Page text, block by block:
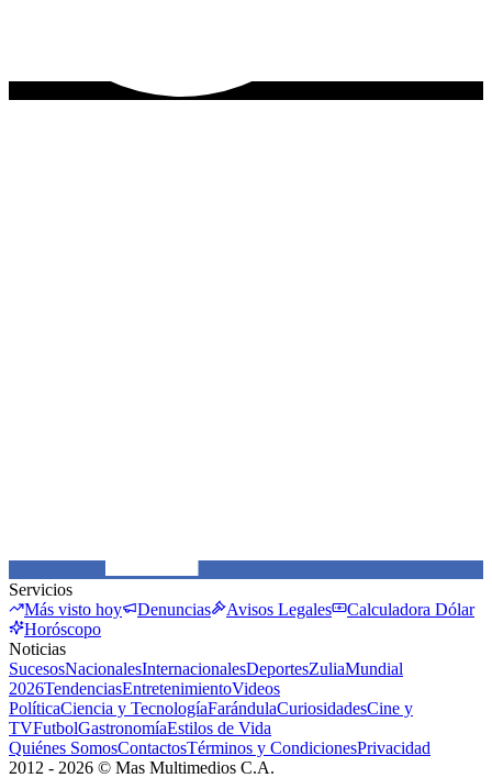
Servicios
Más visto hoy
Denuncias Avisos Legales
Calculadora Dólar
Horóscopo
Noticias
SucesosNacionalesInternacionalesDeportesZuliaMundial
2026TendenciasEntretenimientoVideos
PolíticaCiencia y TecnologíaFarándulaCuriosidadesCine y
TVFutbolGastronomíaEstilos de Vida
Quiénes SomosContactosTérminos y CondicionesPrivacidad
2012 - 2026 © Mas Multimedios C.A.